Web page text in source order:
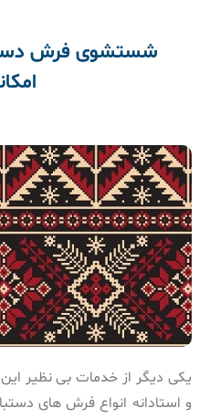
شستشوی فرش
یکی دیگر از خدمات بی نظیر
و استادانه انواع فرش های